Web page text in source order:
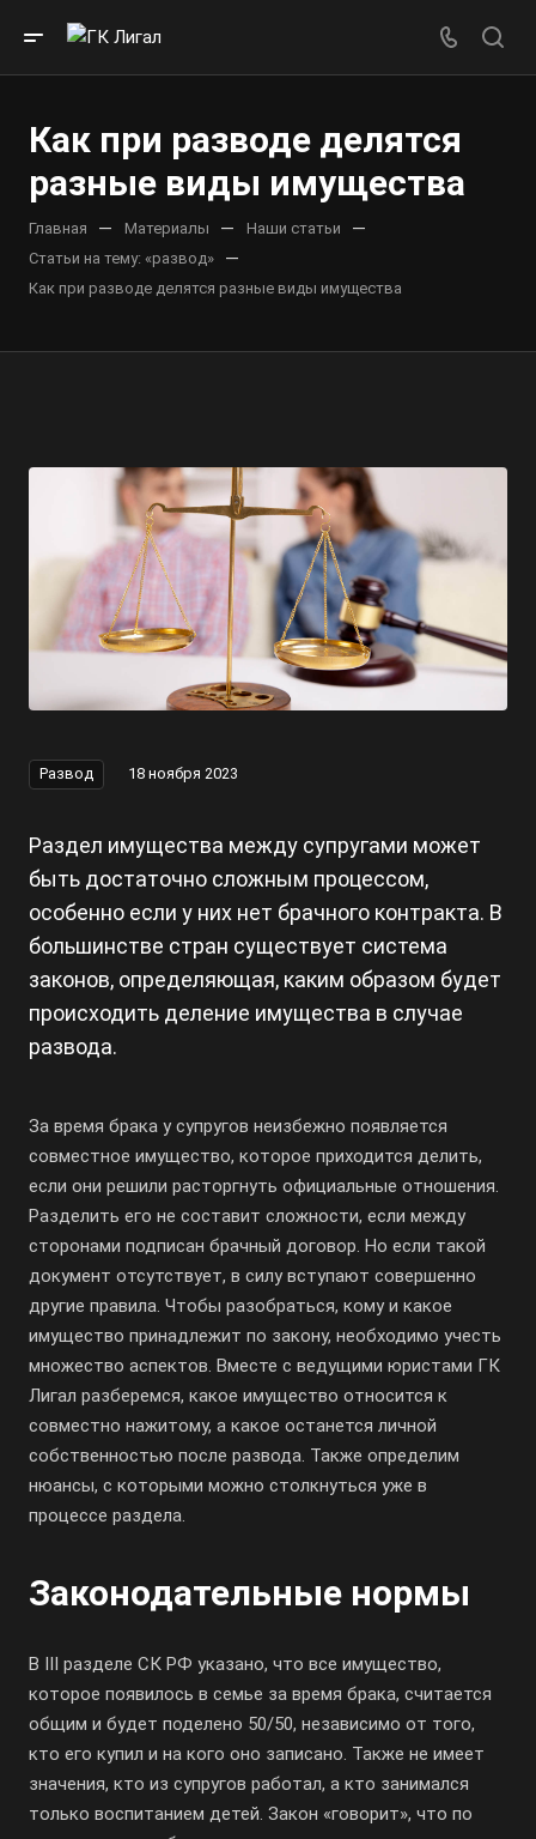
Как при разводе делятся
разные виды имущества
Главная — Материалы — Наши статьи —
Статьи на тему: «развод» —
Как при разводе делятся разные виды имущества
Развод 18 ноября 2023
Раздел имущества между супругами может
быть достаточно сложным процессом,
особенно если у них нет брачного контракта. В
большинстве стран существует система
законов, определяющая, каким образом будет
происходить деление имущества в случае
развода.
За время брака у супругов неизбежно появляется
совместное имущество, которое приходится делить,
если они решили расторгнуть официальные отношения.
Разделить его не составит сложности, если между
сторонами подписан брачный договор. Но если такой
документ отсутствует, в силу вступают совершенно
другие правила. Чтобы разобраться, кому и какое
имущество принадлежит по закону, необходимо учесть
множество аспектов. Вместе с ведущими юристами ГК
Лигал разберемся, какое имущество относится к
совместно нажитому, а какое останется личной
собственностью после развода. Также определим
нюансы, с которыми можно столкнуться уже в
процессе раздела.
Законодательные нормы
В III разделе СК РФ указано, что все имущество,
которое появилось в семье за время брака, считается
общим и будет поделено 50/50, независимо от того,
кто его купил и на кого оно записано. Также не имеет
значения, кто из супругов работал, а кто занимался
только воспитанием детей. Закон «говорит», что по